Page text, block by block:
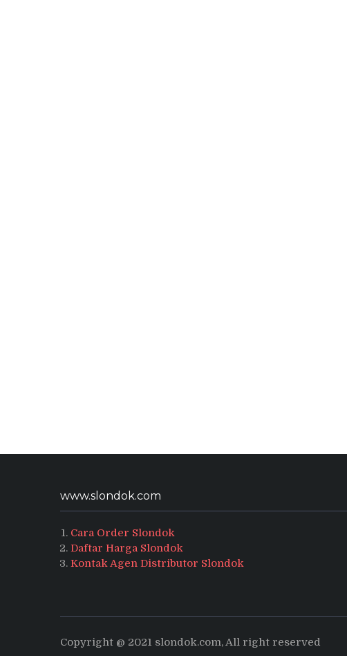
www.slondok.com
Cara Order Slondok
Daftar Harga Slondok
Kontak Agen Distributor Slondok
Copyright @ 2021 slondok.com, All right reserved